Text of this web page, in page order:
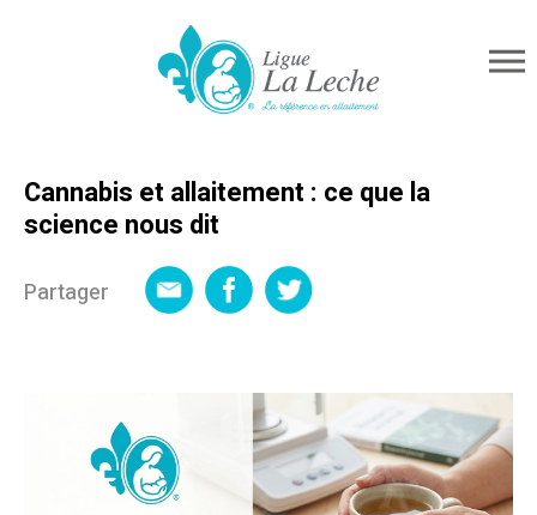
Cannabis et allaitement : ce que la
science nous dit
Partager